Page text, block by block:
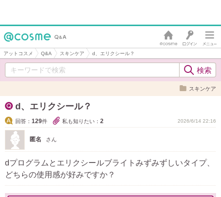
アットコスメ Q&A スキンケア d、エリクシール？
スキンケア
d、エリクシール？
回答： 129件 私も知りたい： 2 2026/6/14 22:16
匿名 さん
dプログラムとエリクシールブライトみずみずしいタイプ、
どちらの使用感が好みですか？